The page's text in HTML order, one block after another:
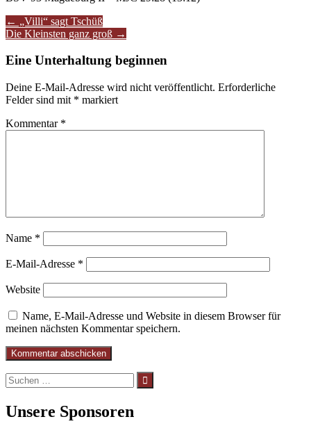
Artikel-
Navigation
← „Villi“ sagt Tschüß
Die Kleinsten ganz groß →
Eine Unterhaltung beginnen
Deine E-Mail-Adresse wird nicht veröffentlicht. Erforderliche
Felder sind mit * markiert
Kommentar *
Name *
E-Mail-Adresse *
Website
Name, E-Mail-Adresse und Website in diesem Browser für
meinen nächsten Kommentar speichern.
Suchen
nach:
Unsere Sponsoren